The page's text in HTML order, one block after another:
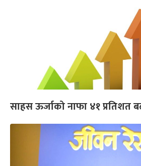
साहस ऊर्जाको नाफा ४१ प्रतिशत